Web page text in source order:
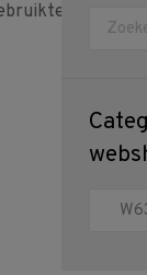
Zoeken: